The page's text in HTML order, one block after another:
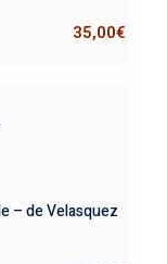
35,00€
– de Velasquez